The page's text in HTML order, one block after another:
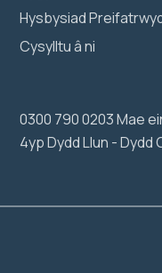
Hysbysiad
Cysylltu â ni
0300 790 0203 Mae
4yp Dydd Llun - Dydd